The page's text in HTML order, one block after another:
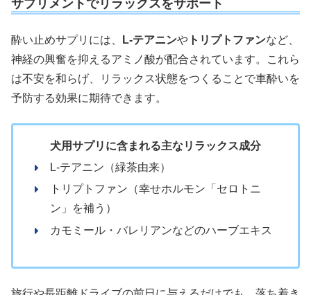
サプリメントでリラックスをサポート
酔い止めサプリには、 L-テアニンや トリプトファンなど、
神経の興奮を抑えるアミノ酸が配合されています。これら
は不安を和らげ、リラックス状態をつくることで車酔いを
予防する効果に期待できます。
犬用サプリに含まれる主なリラックス成分
L-テアニン（緑茶由来）
トリプトファン（幸せホルモン「セロトニ
ン」を補う）
カモミール・バレリアンなどのハーブエキス